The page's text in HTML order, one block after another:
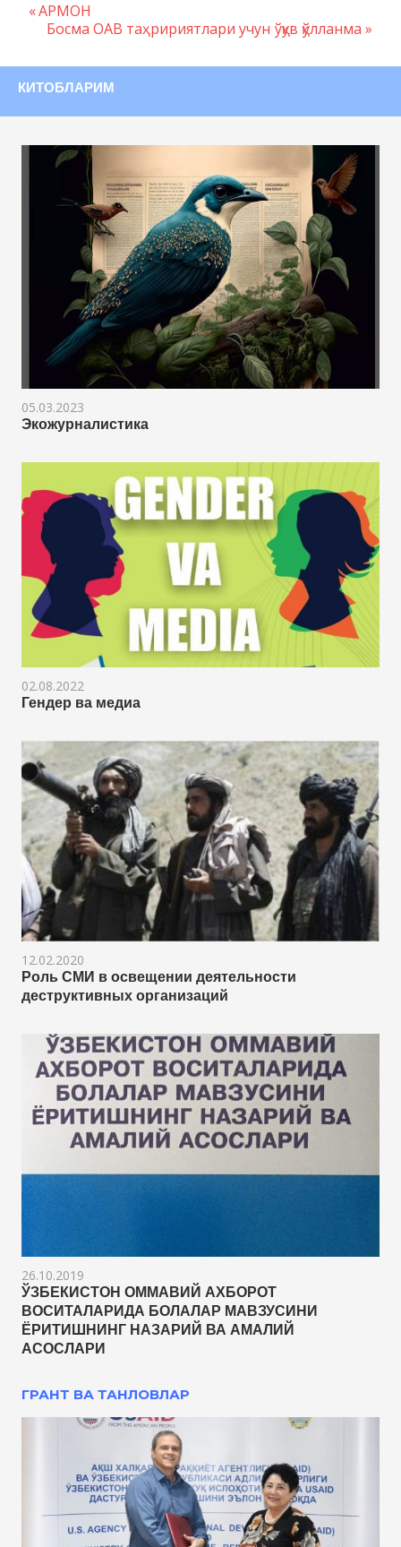
Навигация
по
записям
Предыдущая
запись:
АРМОН
Следующая
Босма ОАВ таҳририятлари учун ўқув қўлланма
КИТОБЛАРИМ
05.03.2023
Экожурналистика
02.08.2022
Гендер ва медиа
12.02.2020
Роль СМИ в освещении деятельности
деструктивных организаций
26.10.2019
ЎЗБЕКИСТОН ОММАВИЙ АХБОРОТ
ВОСИТАЛАРИДА БОЛАЛАР МАВЗУСИНИ
ЁРИТИШНИНГ НАЗАРИЙ ВА АМАЛИЙ
АСОСЛАРИ
ГРАНТ ВА ТАНЛОВЛАР